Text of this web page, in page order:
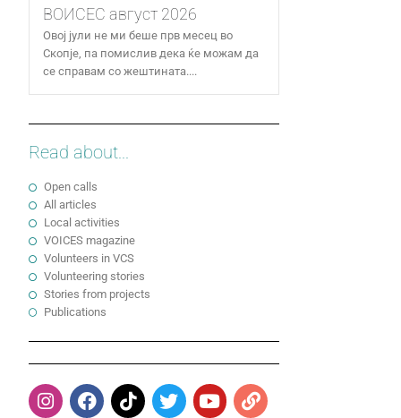
ВОИСЕС август 2026
Овој јули не ми беше прв месец во
Скопје, па помислив дека ќе можам да
се справам со жештината....
Read about...
Open calls
All articles
Local activities
VOICES magazine
Volunteers in VCS
Volunteering stories
Stories from projects
Publications